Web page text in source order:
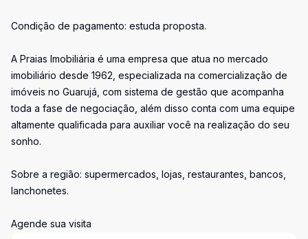
Condição de pagamento: estuda proposta.
A Praias Imobiliária é uma empresa que atua no mercado
imobiliário desde 1962, especializada na comercialização de
imóveis no Guarujá, com sistema de gestão que acompanha
toda a fase de negociação, além disso conta com uma equipe
altamente qualificada para auxiliar você na realização do seu
sonho.
Sobre a região: supermercados, lojas, restaurantes, bancos,
lanchonetes.
Agende sua visita